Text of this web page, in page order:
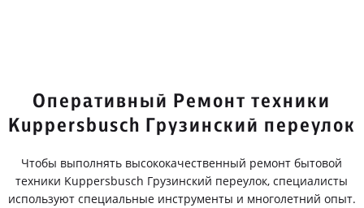
Оперативный Ремонт техники
Kuppersbusch Грузинский переулок
Чтобы выполнять высококачественный ремонт бытовой
техники Kuppersbusch Грузинский переулок, специалисты
используют специальные инструменты и многолетний опыт.